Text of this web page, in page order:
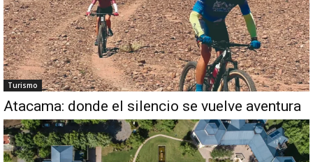
Turismo
Atacama: donde el silencio se vuelve aventura